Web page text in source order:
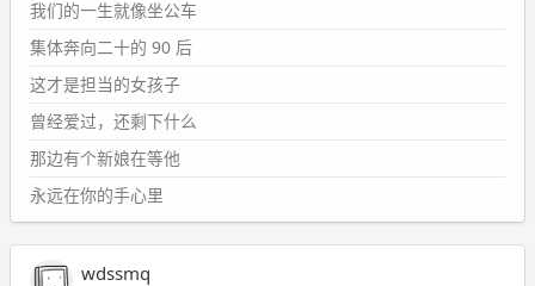
我们的一生就像坐公车
集体奔向二十的 90 后
这才是担当的女孩子
曾经爱过，还剩下什么
那边有个新娘在等他
永远在你的手心里
wdssmq